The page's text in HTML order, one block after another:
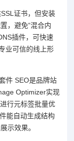
证书，但安装
，避免“混合内
插件，可快速
业可信的线上形
件 SEO是品牌站
Optimizer实现
行元标签批量优
能自动生成结构
示效果。